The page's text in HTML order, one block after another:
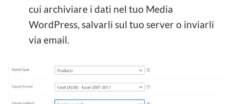
cui archiviare i dati nel tuo Media
WordPress, salvarli sul tuo server o inviarli
via email.